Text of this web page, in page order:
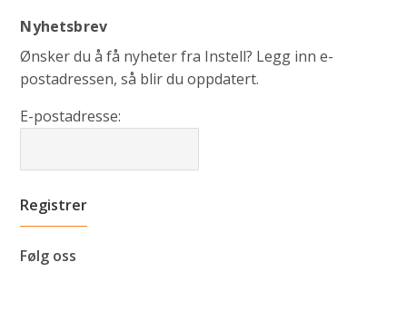
Nyhetsbrev
Ønsker du å få nyheter fra Instell? Legg inn e-
postadressen, så blir du oppdatert.
E-postadresse:
Følg oss